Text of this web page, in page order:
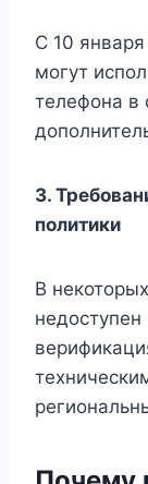
С 10
могут
телефона в
3.
политики
В